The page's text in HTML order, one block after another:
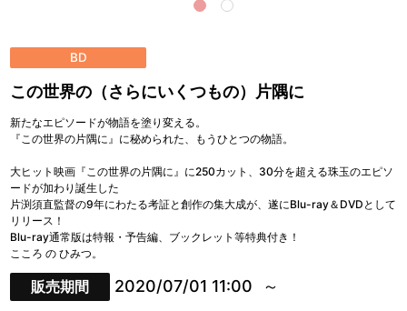
BD
この世界の（さらにいくつもの）片隅に
新たなエピソードが物語を塗り変える。
『この世界の片隅に』に秘められた、もうひとつの物語。
大ヒット映画『この世界の片隅に』に250カット、30分を超える珠玉のエピソ
ードが加わり誕生した
片渕須直監督の9年にわたる考証と創作の集大成が、遂にBlu-ray＆DVDとして
リリース！
Blu-ray通常版は特報・予告編、ブックレット等特典付き！
こころ の ひみつ。
販売期間 2020/07/01 11:00